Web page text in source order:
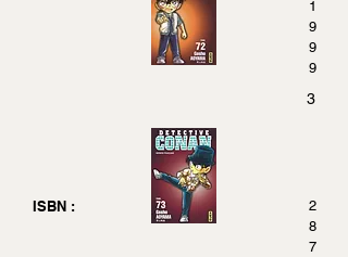
1
9
9
9
3
ISBN :
2
8
7